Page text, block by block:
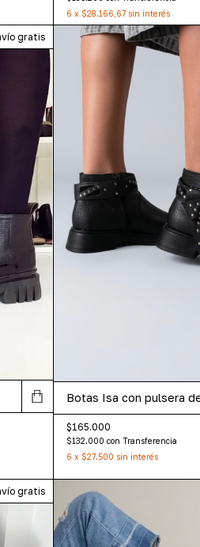
6 x $28.166,67 sin interés
gratis
Botas Isa con pulsera
$165.000
$132.000 con Transferencia
6 x $27.500 sin interés
gratis